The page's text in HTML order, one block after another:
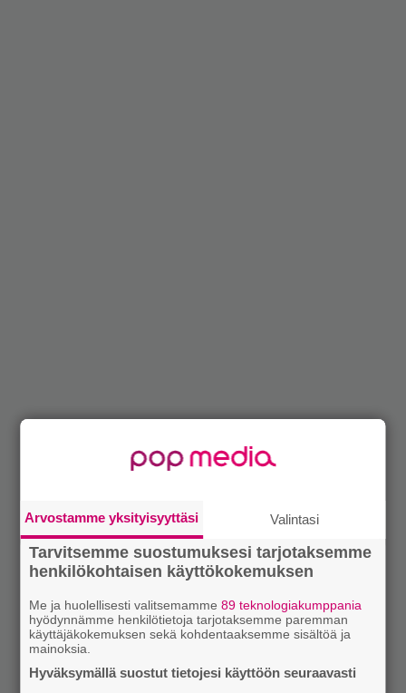
Arvostamme yksityisyyttäsi Valintasi
Tarvitsemme suostumuksesi tarjotaksemme
henkilökohtaisen käyttökokemuksen
Me ja huolellisesti valitsemamme89 teknologiakumppania
hyödynnämme henkilötietoja tarjotaksemme paremman
käyttäjäkokemuksen sekä kohdentaaksemme sisältöä ja
mainoksia.
Hyväksymällä suostut tietojesi käyttöön seuraavasti